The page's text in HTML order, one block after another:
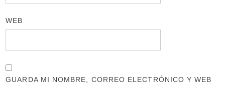
WEB
GUARDA MI NOMBRE, CORREO ELECTRÓNICO Y WEB